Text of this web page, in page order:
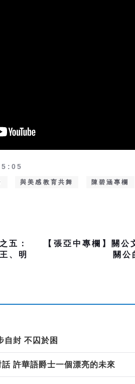
與美感教育共舞 陳碧涵專欄
五：
、明
【張亞中專欄】關公
關公
自封 不囚於困
許華語爵士一個漂亮的未來